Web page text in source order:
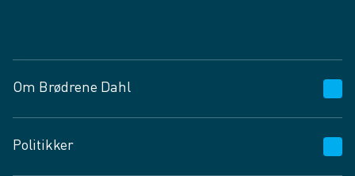
Om Brødrene Dahl
Vagttelefon 30 10 89 89
Politikker